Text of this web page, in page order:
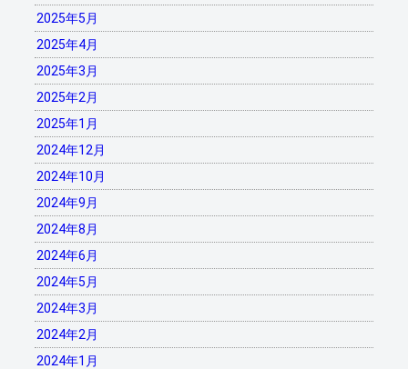
2025年5月
2025年4月
2025年3月
2025年2月
2025年1月
2024年12月
2024年10月
2024年9月
2024年8月
2024年6月
2024年5月
2024年3月
2024年2月
2024年1月